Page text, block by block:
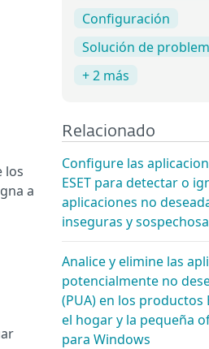
los
a
Configuración
Solución de
+ 2 más
Relacionado
Configure las
ESET para detectar o
aplicaciones no
inseguras y
Analice y elimine las
potencialmente no
(PUA) en los productos
el hogar y la pequeña
para Windows